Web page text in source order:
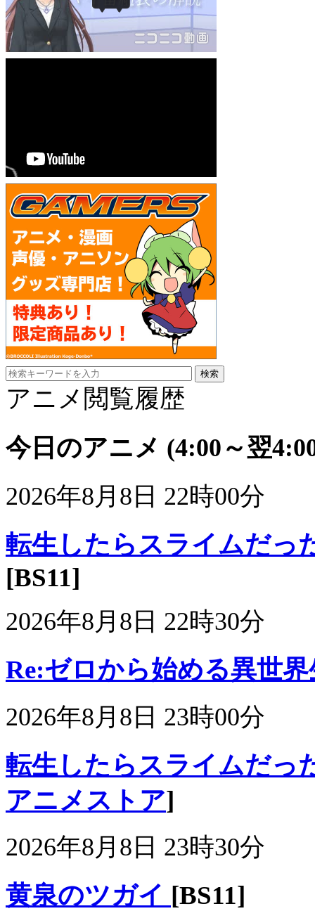
アニメ閲覧履歴
今日のアニメ (4:00～翌
2026年8月8日 22時00分
転生したらスライムだっ
[BS11]
2026年8月8日 22時30分
Re:ゼロから始める異世界
2026年8月8日 23時00分
転生したらスライムだっ
アニメストア]
2026年8月8日 23時30分
黄泉のツガイ [BS11]